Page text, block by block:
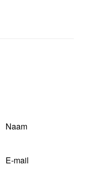
Naam
E-mail